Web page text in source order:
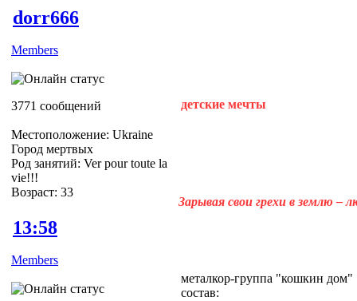
dorr666
Members
3771 сообщений
Местоположение: Ukraine
Город мертвых
Род занятий: Ver pour toute la
vie!!!
Возраст: 33
детские мечты
Зарывая свои грехи в землю –
13:58
Members
металкор-группа "кошкин дом"
состав: